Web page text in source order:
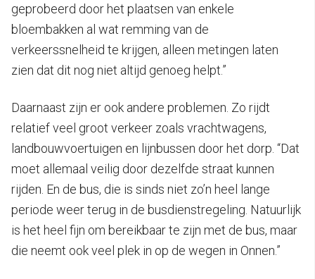
geprobeerd door het plaatsen van enkele
bloembakken al wat remming van de
verkeerssnelheid te krijgen, alleen metingen laten
zien dat dit nog niet altijd genoeg helpt.”
Daarnaast zijn er ook andere problemen. Zo rijdt
relatief veel groot verkeer zoals vrachtwagens,
landbouwvoertuigen en lijnbussen door het dorp. “Dat
moet allemaal veilig door dezelfde straat kunnen
rijden. En de bus, die is sinds niet zo’n heel lange
periode weer terug in de busdienstregeling. Natuurlijk
is het heel fijn om bereikbaar te zijn met de bus, maar
die neemt ook veel plek in op de wegen in Onnen.”